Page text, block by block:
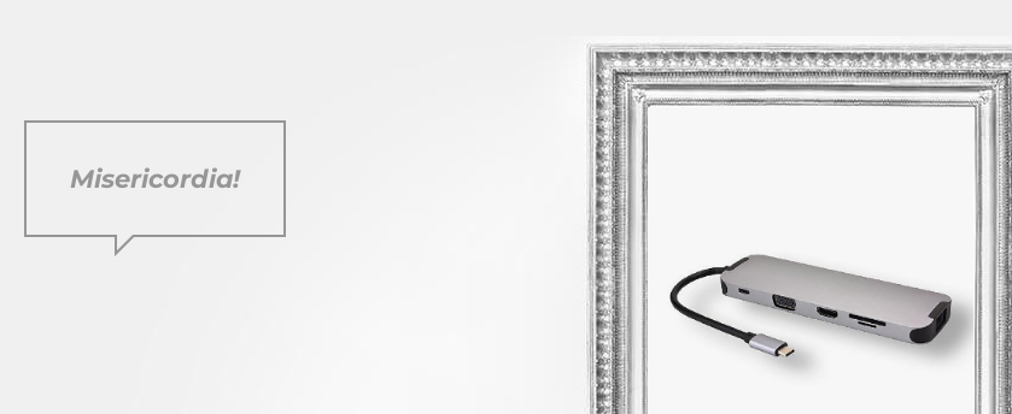
Misericordia!